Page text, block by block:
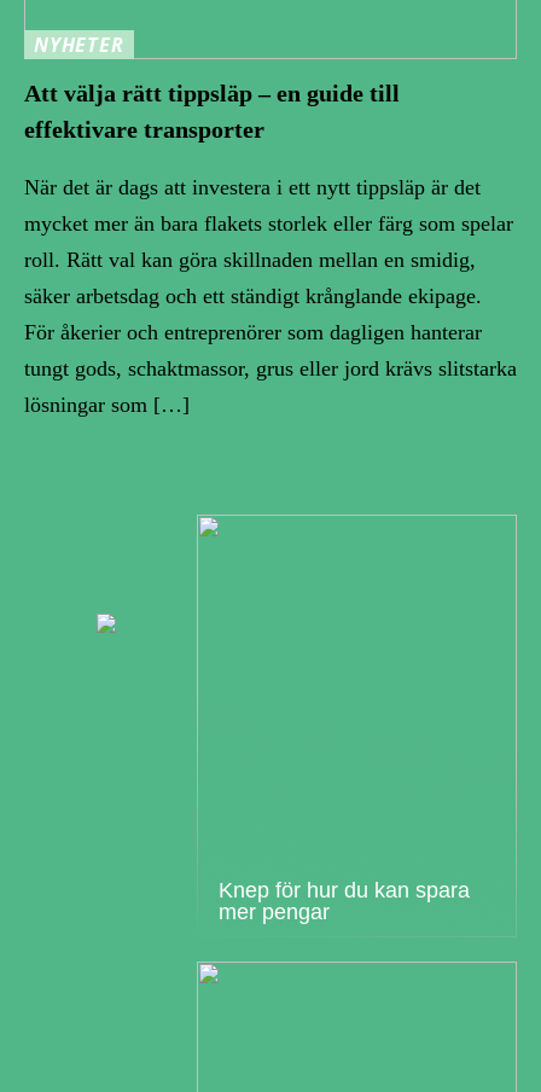
NYHETER
Att välja rätt tippsläp – en guide till
effektivare transporter
När det är dags att investera i ett nytt tippsläp är det
mycket mer än bara flakets storlek eller färg som spelar
roll. Rätt val kan göra skillnaden mellan en smidig,
säker arbetsdag och ett ständigt krånglande ekipage.
För åkerier och entreprenörer som dagligen hanterar
tungt gods, schaktmassor, grus eller jord krävs slitstarka
lösningar som […]
Knep för hur du kan spara
mer pengar